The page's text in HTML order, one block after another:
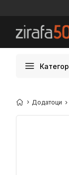
Додатоци